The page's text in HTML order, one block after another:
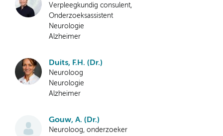
Verpleegkundig consulent,
Onderzoeksassistent
Neurologie
Alzheimer
Duits, F.H. (Dr.)
Neuroloog
Neurologie
Alzheimer
Gouw, A. (Dr.)
Neuroloog, onderzoeker